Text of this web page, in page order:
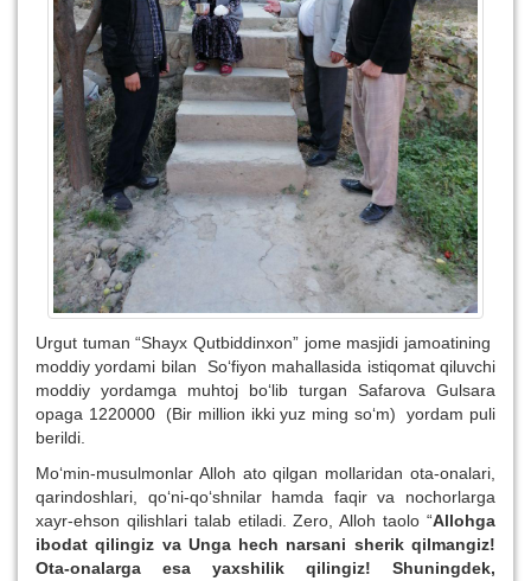
Urgut tuman “Shayx Qutbiddinxon” jome masjidi jamoatining
moddiy yordami bilan So‘fiyon mahallasida istiqomat qiluvchi
moddiy yordamga muhtoj bo‘lib turgan Safarova Gulsara
opaga 1220000 (Bir million ikki yuz ming so‘m) yordam puli
berildi.
Mo‘min-musulmonlar Alloh ato qilgan mollaridan ota-onalari,
qarindoshlari, qo‘ni-qo‘shnilar hamda faqir va nochorlarga
xayr-ehson qilishlari talab etiladi. Zero, Alloh taolo “Allohga
ibodat qilingiz va Unga hech narsani sherik qilmangiz!
Ota-onalarga esa yaxshilik qilingiz! Shuningdek,